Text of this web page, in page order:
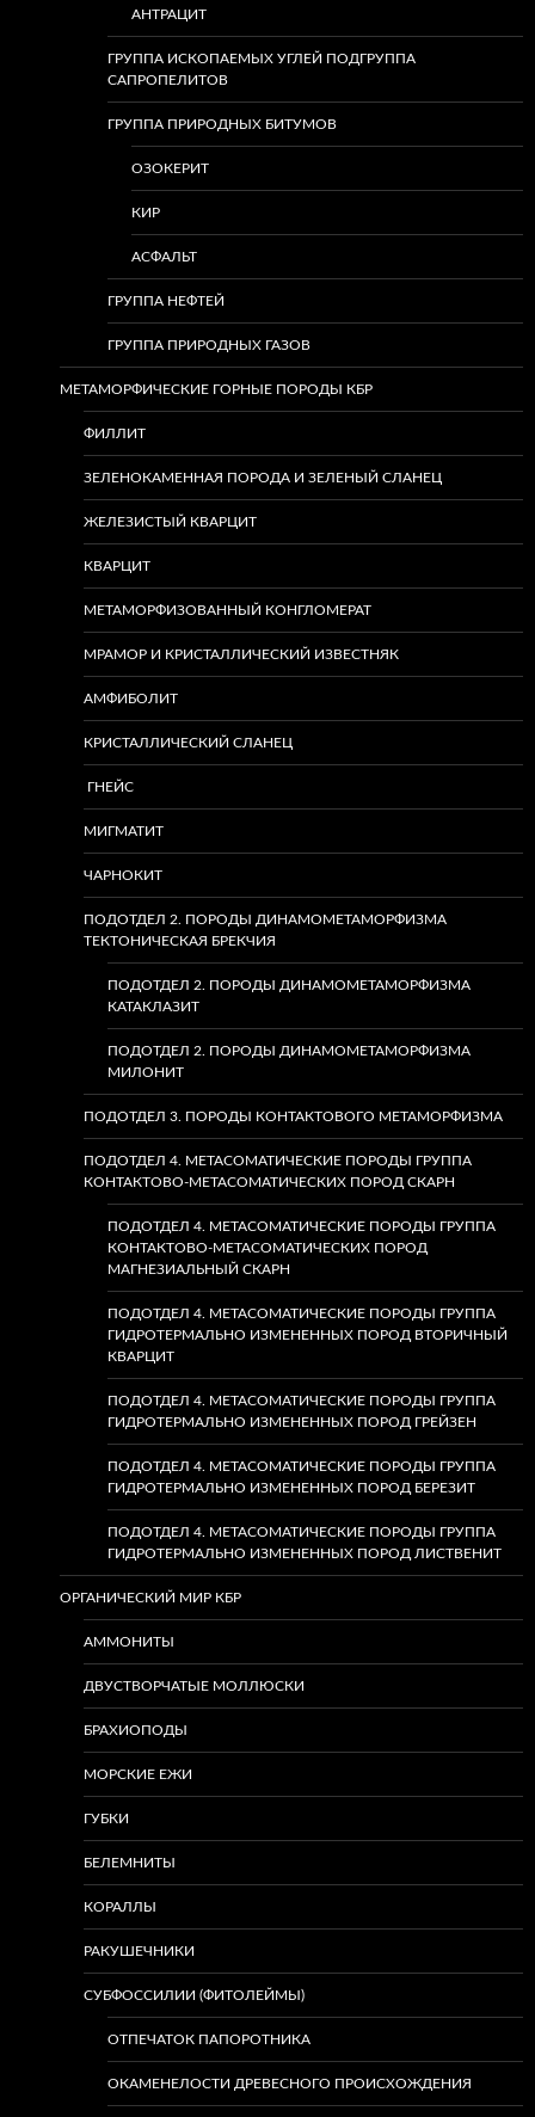
АНТРАЦИТ
ГРУППА ИСКОПАЕМЫХ УГЛЕЙ ПОДГРУППА
САПРОПЕЛИТОВ
ГРУППА ПРИРОДНЫХ БИТУМОВ
ОЗОКЕРИТ
КИР
АСФАЛЬТ
ГРУППА НЕФТЕЙ
ГРУППА ПРИРОДНЫХ ГАЗОВ
МЕТАМОРФИЧЕСКИЕ ГОРНЫЕ ПОРОДЫ КБР
ФИЛЛИТ
ЗЕЛЕНОКАМЕННАЯ ПОРОДА И ЗЕЛЕНЫЙ СЛАНЕЦ
ЖЕЛЕЗИСТЫЙ КВАРЦИТ
КВАРЦИТ
МЕТАМОРФИЗОВАННЫЙ КОНГЛОМЕРАТ
МРАМОР И КРИСТАЛЛИЧЕСКИЙ ИЗВЕСТНЯК
АМФИБОЛИТ
КРИСТАЛЛИЧЕСКИЙ СЛАНЕЦ
ГНЕЙС
МИГМАТИТ
ЧАРНОКИТ
ПОДОТДЕЛ 2. ПОРОДЫ ДИНАМОМЕТАМОРФИЗМА
ТЕКТОНИЧЕСКАЯ БРЕКЧИЯ
ПОДОТДЕЛ 2. ПОРОДЫ ДИНАМОМЕТАМОРФИЗМА
КАТАКЛАЗИТ
ПОДОТДЕЛ 2. ПОРОДЫ ДИНАМОМЕТАМОРФИЗМА
МИЛОНИТ
ПОДОТДЕЛ 3. ПОРОДЫ КОНТАКТОВОГО МЕТАМОРФИЗМА
ПОДОТДЕЛ 4. МЕТАСОМАТИЧЕСКИЕ ПОРОДЫ ГРУППА
КОНТАКТОВО-МЕТАСОМАТИЧЕСКИХ ПОРОД СКАРН
ПОДОТДЕЛ 4. МЕТАСОМАТИЧЕСКИЕ ПОРОДЫ ГРУППА
КОНТАКТОВО-МЕТАСОМАТИЧЕСКИХ ПОРОД
МАГНЕЗИАЛЬНЫЙ СКАРН
ПОДОТДЕЛ 4. МЕТАСОМАТИЧЕСКИЕ ПОРОДЫ ГРУППА
ГИДРОТЕРМАЛЬНО ИЗМЕНЕННЫХ ПОРОД ВТОРИЧНЫЙ
КВАРЦИТ
ПОДОТДЕЛ 4. МЕТАСОМАТИЧЕСКИЕ ПОРОДЫ ГРУППА
ГИДРОТЕРМАЛЬНО ИЗМЕНЕННЫХ ПОРОД ГРЕЙЗЕН
ПОДОТДЕЛ 4. МЕТАСОМАТИЧЕСКИЕ ПОРОДЫ ГРУППА
ГИДРОТЕРМАЛЬНО ИЗМЕНЕННЫХ ПОРОД БЕРЕЗИТ
ПОДОТДЕЛ 4. МЕТАСОМАТИЧЕСКИЕ ПОРОДЫ ГРУППА
ГИДРОТЕРМАЛЬНО ИЗМЕНЕННЫХ ПОРОД ЛИСТВЕНИТ
ОРГАНИЧЕСКИЙ МИР КБР
АММОНИТЫ
ДВУСТВОРЧАТЫЕ МОЛЛЮСКИ
БРАХИОПОДЫ
МОРСКИЕ ЕЖИ
ГУБКИ
БЕЛЕМНИТЫ
КОРАЛЛЫ
РАКУШЕЧНИКИ
СУБФОССИЛИИ (ФИТОЛЕЙМЫ)
ОТПЕЧАТОК ПАПОРОТНИКА
ОКАМЕНЕЛОСТИ ДРЕВЕСНОГО ПРОИСХОЖДЕНИЯ